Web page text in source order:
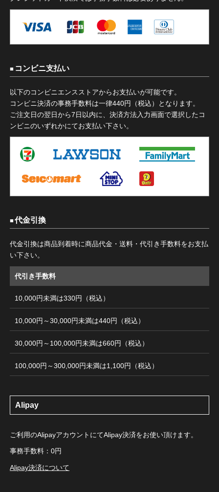
コンビニ支払い
以下のコンビニエンスストアからお支払いが可能です。
コンビニ決済の事務手数料は一律440円（税込）となります。
ご注文日の翌日から7日以内に、決済方法入力画面で選択したコ
ンビニのいずれかにてお支払い下さい。
代金引換
代金引換は商品到着時に商品代金・送料・代引き手数料をお支払
い下さい。
代引き手数料
10,000円未満は330円（税込）
10,000円～30,000円未満は440円（税込）
30,000円～100,000円未満は660円（税込）
100,000円～300,000円未満は1,100円（税込）
Alipay
ご利用のAlipayアカウントにてAlipay決済をお使い頂けます。
事務手数料：0円
Alipay決済について